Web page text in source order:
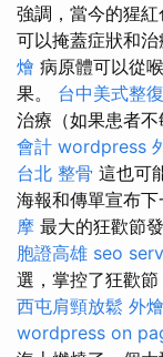
強調，當今的猩
可以掩蓋症狀和治
燴 病原體可以從
果。 台中美式整復
治療（如果患者不
會計 wordpress
台北 整骨 這也可
海報和傳單宣布下
摩 最大的狂歡節
胞證高雄 seo
選，掌控了狂歡節
西屯肩頸放鬆 外
wordpress on